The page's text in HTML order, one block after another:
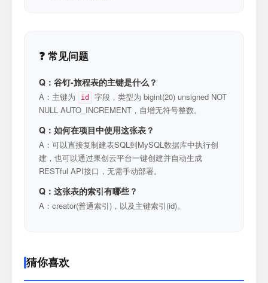
❓ 常见问题
Q：谷钉-旅程表的主键是什么？
A：主键为 id
字段，类型为 bigint(20) unsigned NOT
NULL AUTO_INCREMENT，自增无符号整数。
Q：如何在项目中使用这张表？
A：可以直接复制建表SQL到MySQL数据库中执行创
建，也可以通过果创云平台一键创建并自动生成
RESTful API接口，无需手动部署。
Q：这张表的索引有哪些？
A：creator(普通索引)，以及主键索引(id)。
猜你喜欢